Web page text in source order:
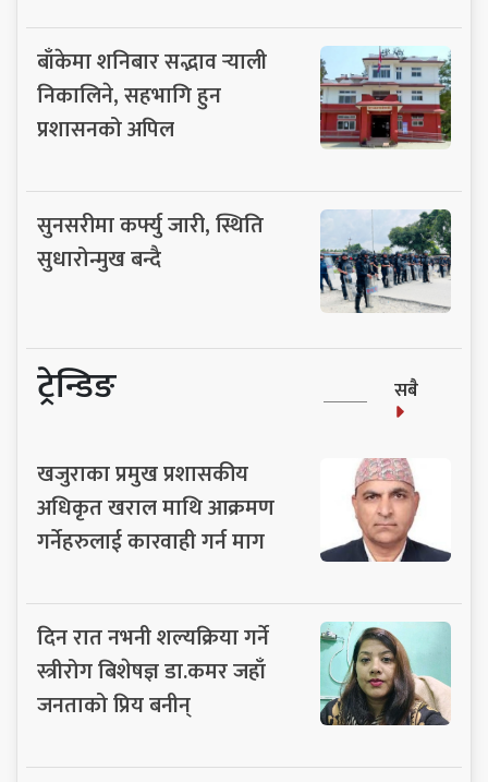
बाँकेमा शनिबार सद्भाव र्‍याली
निकालिने, सहभागि हुन
प्रशासनको अपिल
सुनसरीमा कर्फ्यु जारी, स्थिति
सुधारोन्मुख बन्दै
ट्रेन्डिङ सबै
खजुराका प्रमुख प्रशासकीय
अधिकृत खराल माथि आक्रमण
गर्नेहरुलाई कारवाही गर्न माग
दिन रात नभनी शल्यक्रिया गर्ने
स्त्रीरोग बिशेषज्ञ डा.कमर जहाँ
जनताको प्रिय बनीन्